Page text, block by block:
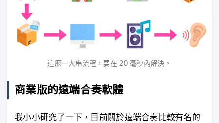
這麼一大串流程，要在 20 毫秒內解決。
商業版的遠端合奏軟體
我小小研究了一下，目前關於遠端合奏比較有名的